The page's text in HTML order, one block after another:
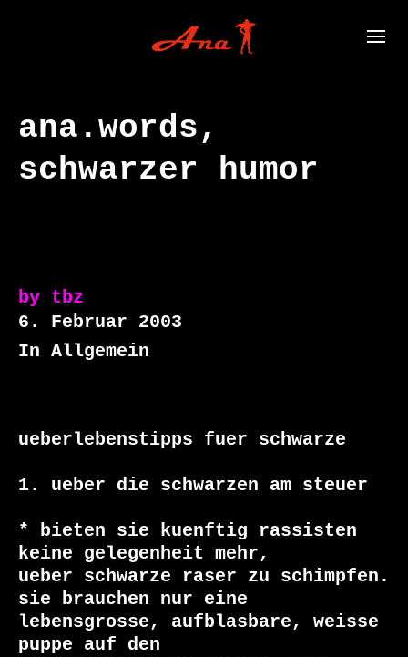
ana.words,
schwarzer humor
by tbz
6. Februar 2003
In Allgemein
ueberlebenstipps fuer schwarze
1. ueber die schwarzen am steuer
* bieten sie kuenftig rassisten
keine gelegenheit mehr,
ueber schwarze raser zu schimpfen.
sie brauchen nur eine
lebensgrosse, aufblasbare, weisse
puppe auf den